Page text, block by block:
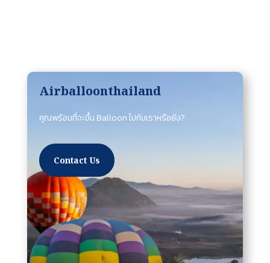
Airballoonthailand
คุณพร้อมที่จะขึ้น Balloon ไปกับเราหรือยัง?
Contact Us